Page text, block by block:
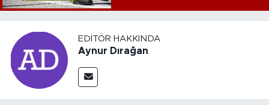
EDITÖR HAKKINDA
Aynur Dırağan